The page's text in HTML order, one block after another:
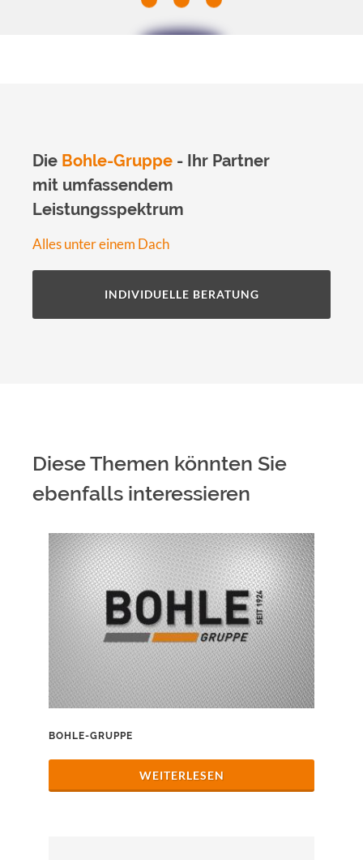
for
Go back
Die Bohle-Gruppe - Ihr Partner
mit umfassendem
Leistungsspektrum
Alles unter einem Dach
INDIVIDUELLE BERATUNG
Diese Themen könnten Sie
ebenfalls interessieren
BOHLE-GRUPPE
WEITERLESEN